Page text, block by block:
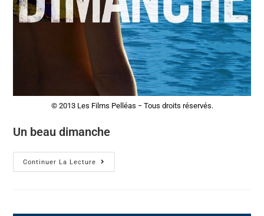
© 2013 Les Films Pelléas − Tous droits réservés.
Un beau dimanche
Continuer La Lecture